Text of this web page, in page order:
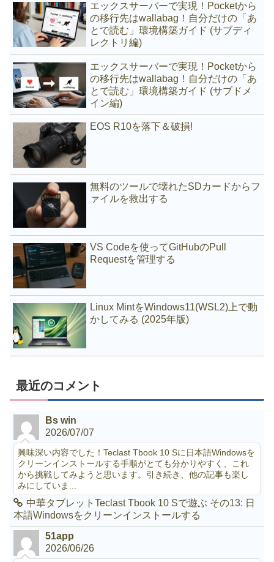
エックスサーバーで実現！Pocketから
の移行先はwallabag！自分だけの「あ
とで読む」環境構築ガイド (サブディ
レクトリ編)
エックスサーバーで実現！Pocketから
の移行先はwallabag！自分だけの「あ
とで読む」環境構築ガイド (サブドメ
イン編)
EOS R10を落下＆破損!
無料のツールで壊れたSDカードからフ
ァイルを救出する
VS Codeを使ってGitHubのPull
Requestを管理する
Linux MintをWindows11(WSL2)上で動
かしてみる (2025年版)
最近のコメント
Bs win
2026/07/07
興味深い内容でした！Teclast Tbook 10 Sに日本語Windowsを
クリーンインストールする手順がとても分かりやすく、これ
から挑戦してみようと思います。引き続き、他の記事も楽し
みにしていま...
中華タブレットTeclast Tbook 10 Sで遊ぶ その13: 日
本語Windowsをクリーンインストールする
51app
2026/06/26